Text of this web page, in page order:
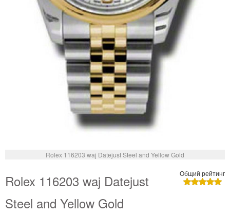
Rolex 116203 waj Datejust Steel and Yellow Gold
Общий рейтинг
Rolex 116203 waj Datejust
Steel and Yellow Gold